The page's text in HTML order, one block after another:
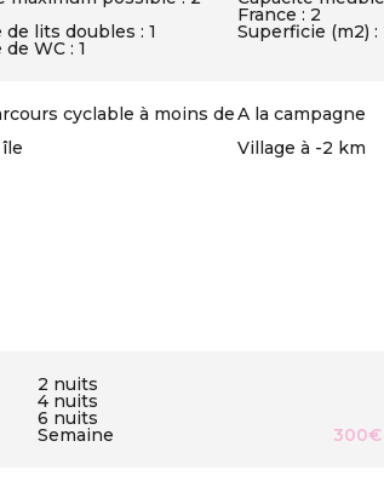
France : 2
lits doubles : 1
Superficie (m2) :
WC : 1
cyclable à moins deA la campagne
Village à -2 km
2 nuits
4 nuits
6 nuits
Semaine